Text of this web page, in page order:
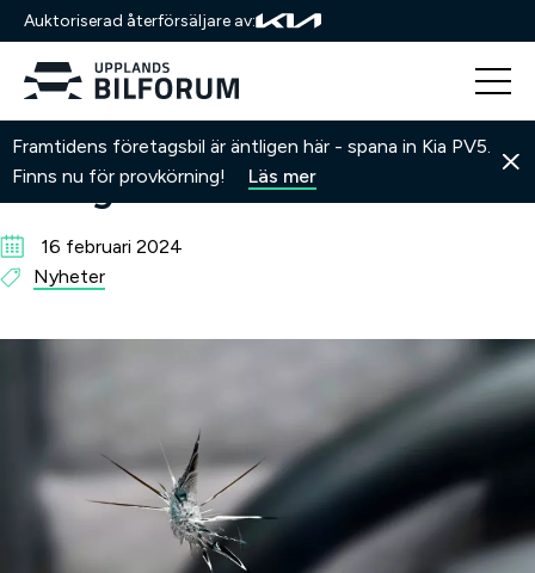
Auktoriserad återförsäljare av:
Framtidens företagsbil är äntligen här - spana in Kia PV5.
Finns nu för provkörning!
Läs mer
Hem Nyheter Nu lagar vi även stenskott!
Nu lagar vi även stenskott!
16 februari 2024
Nyheter